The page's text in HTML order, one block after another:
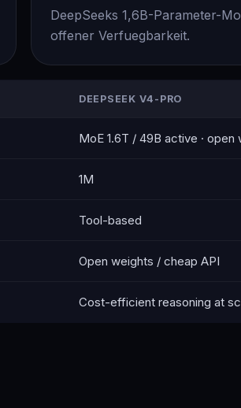
DeepSeeks 1,6B-Parameter-
offener Verfuegbarkeit.
DEEPSEEK V4-PRO
MoE 1.6T / 49B active · open
1M
Tool-based
Open weights / cheap API
Cost-efficient reasoning at